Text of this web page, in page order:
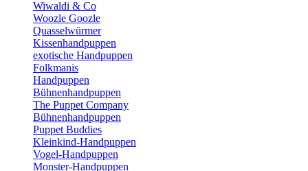
Wiwaldi & Co
Woozle Goozle
Quasselwürmer
Kissenhandpuppen
exotische Handpuppen
Folkmanis
Handpuppen
Bühnenhandpuppen
The Puppet Company
Bühnenhandpuppen
Puppet Buddies
Kleinkind-Handpuppen
Vogel-Handpuppen
Monster-Handpuppen